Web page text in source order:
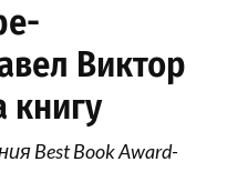
Виктор
книгу
Best Book Award-